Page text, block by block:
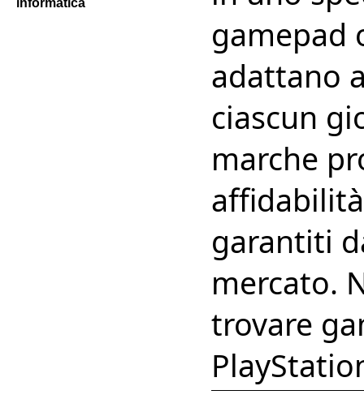
informatica
gamepad
adattano
ciascun
marche
garantiti
mercato.
trovare